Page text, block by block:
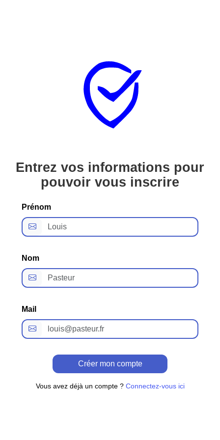
Entrez vos informations pour
pouvoir vous inscrire
Prénom
Nom
Mail
Créer mon compte
Vous avez déjà un compte ? Connectez-vous ici